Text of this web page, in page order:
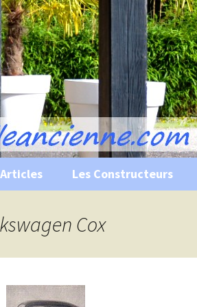
historiques …
évènements
Les Constructeurs
Cox